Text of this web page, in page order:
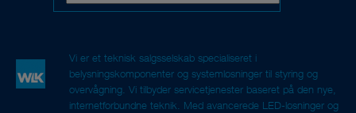
Vi er et teknisk salgsselskab specialiseret i
belysningskomponenter og systemløsninger til styring og
overvågning. Vi tilbyder servicetjenester baseret på den nye,
internetforbundne teknik. Med avancerede LED-løsninger og